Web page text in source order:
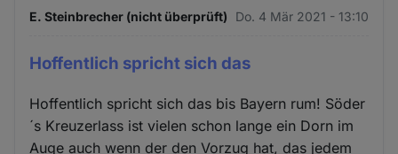
E. Steinbrecher (nicht überprüft) Do. 4 Mär 2021 - 13:10
Hoffentlich spricht sich das
Hoffentlich spricht sich das bis Bayern rum! Söder
´s Kreuzerlass ist vielen schon lange ein Dorn im
Auge auch wenn der den Vorzug hat, das jedem